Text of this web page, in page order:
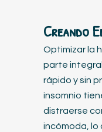
Creando
Optimizar la
parte
rápido y sin
insomnio
distraerse
incómoda, lo